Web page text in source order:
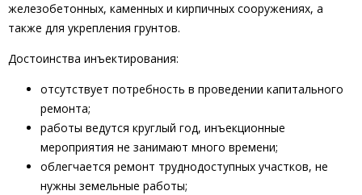
железобетонных, каменных и кирпичных сооружениях, а
также для укрепления грунтов.
Достоинства инъектирования:
отсутствует потребность в проведении капитального
ремонта;
работы ведутся круглый год, инъекционные
мероприятия не занимают много времени;
облегчается ремонт труднодоступных участков, не
нужны земельные работы;